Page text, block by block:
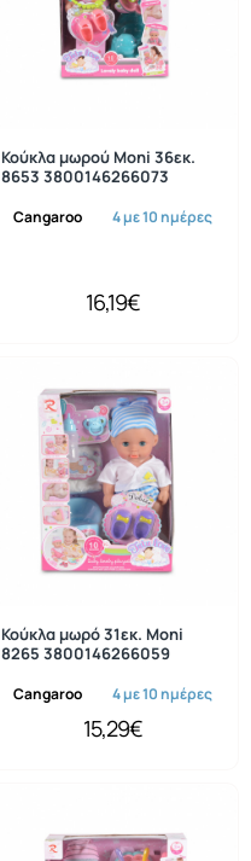
Cangaroo 4 με 10 ημέρες
Κούκλα μωρού Moni 36εκ.
8653 3800146266073
16,19€
Cangaroo 4 με 10 ημέρες
Κούκλα μωρό 31εκ. Moni
8265 3800146266059
15,29€